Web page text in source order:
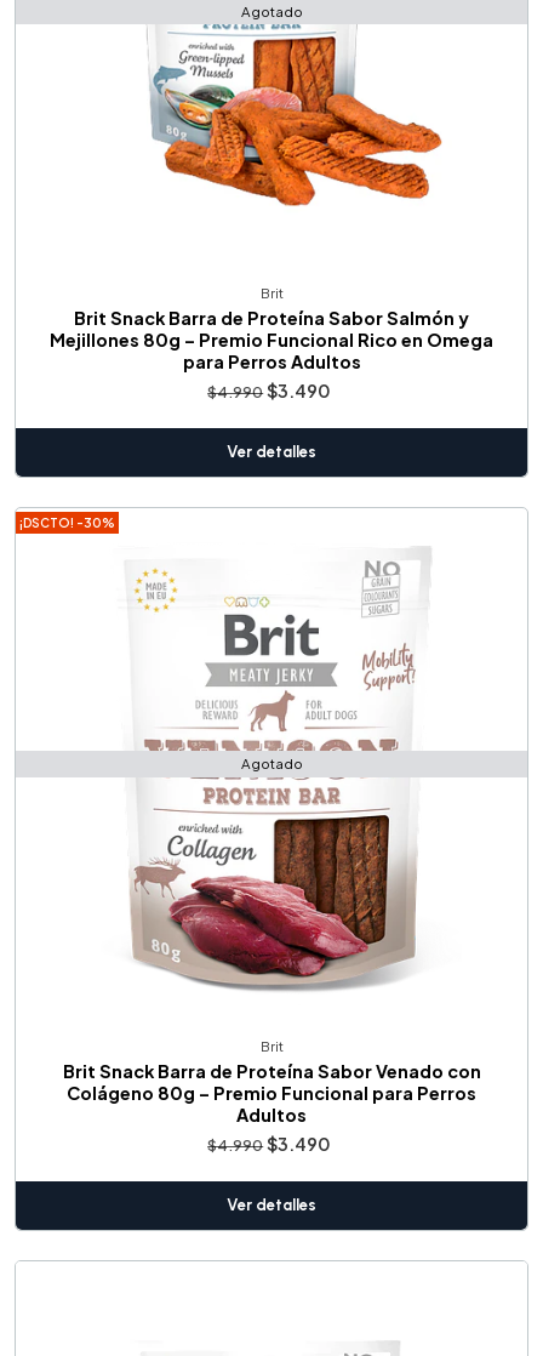
Agotado
Brit
Brit Snack Barra de Proteína Sabor Salmón y
Mejillones 80g – Premio Funcional Rico en Omega
para Perros Adultos
$4.990$3.490
Ver detalles
¡DSCTO! -30%
Agotado
Brit
Brit Snack Barra de Proteína Sabor Venado con
Colágeno 80g – Premio Funcional para Perros
Adultos
$4.990$3.490
Ver detalles